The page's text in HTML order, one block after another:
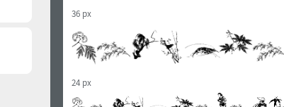
36 px
24 px